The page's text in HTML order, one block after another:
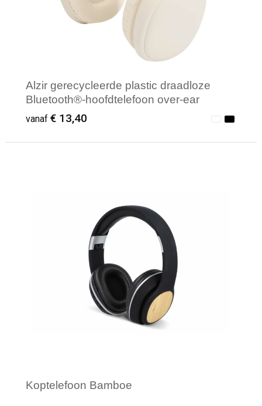
Alzir gerecycleerde plastic draadloze
Bluetooth®-hoofdtelefoon over-ear
vanaf € 13,40
Koptelefoon Bamboe